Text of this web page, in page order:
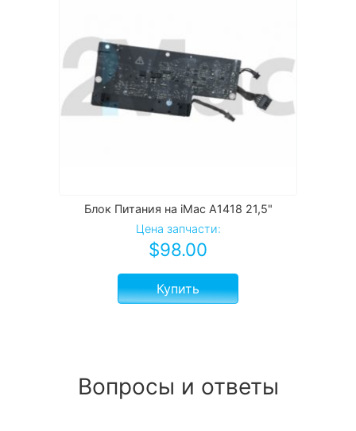
Блок Питания на iMac A1418 21,5"
Цена запчасти:
$98.00
Купить
Вопросы и ответы